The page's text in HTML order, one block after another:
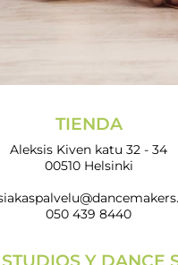
TIENDA
Aleksis Kiven katu 32 - 34
00510 Helsinki
050 439 8440